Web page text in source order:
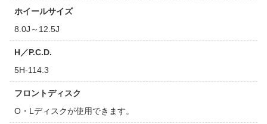
ホイールサイズ
8.0J～12.5J
H／P.C.D.
5H-114.3
フロントディスク
O・Lディスクが使用できます。